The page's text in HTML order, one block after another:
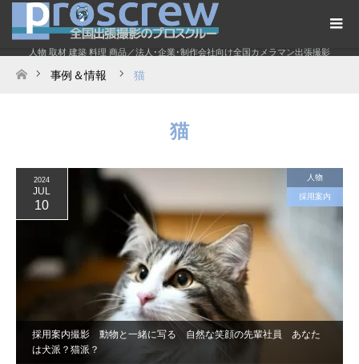
人物 取材 建築 料理 商品／法人･企業･制作会社向け全国カメラマン出張撮影
ホーム
事例＆情報 猫
猫
採用案内撮影 動物と一緒に写る 自然な笑顔の先輩社員 あなた
は犬派？猫派？
2024
JUL
10
人物
採用案内